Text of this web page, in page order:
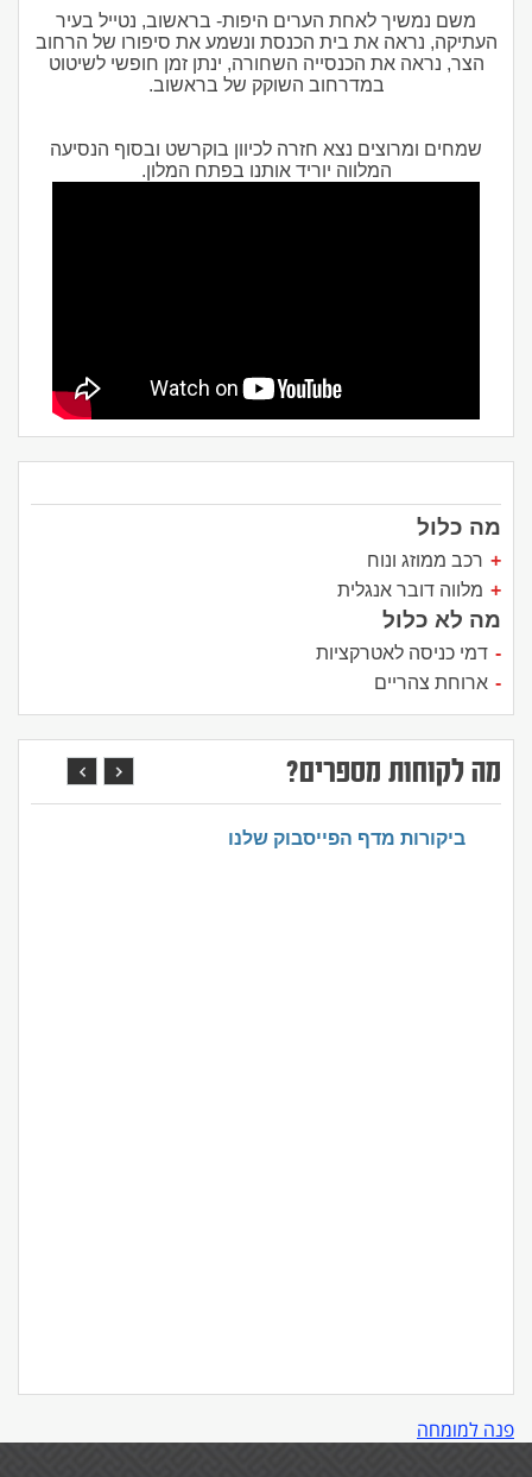
משם נמשיך לאחת הערים היפות- בראשוב, נטייל בעיר
העתיקה, נראה את בית הכנסת ונשמע את סיפורו של הרחוב
הצר, נראה את הכנסייה השחורה, ינתן זמן חופשי לשיטוט
במדרחוב השוקק של בראשוב.
שמחים ומרוצים נצא חזרה לכיוון בוקרשט ובסוף הנסיעה
המלווה יוריד אותנו בפתח המלון.
מה כלול
רכב ממוזג ונוח
מלווה דובר אנגלית
מה לא כלול
דמי כניסה לאטרקציות
ארוחת צהריים
מה לקוחות מספרים?
ביקורות מדף הפייסבוק שלנו
פנה למומחה